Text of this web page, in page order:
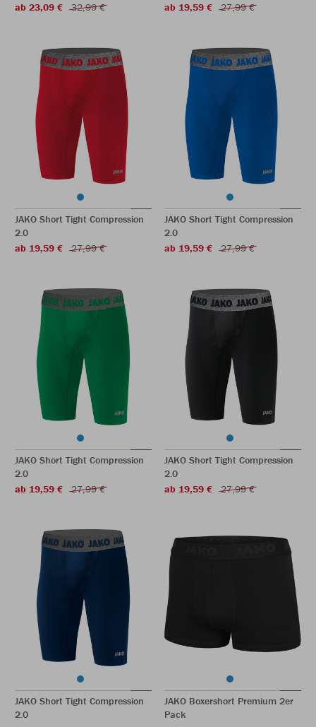
ab 23,09 €
32,99 €
ab 19,59 €
27,99 €
JAKO Short Tight Compression
2.0
ab 19,59 €
27,99 €
JAKO Short Tight Compression
2.0
ab 19,59 €
27,99 €
JAKO Short Tight Compression
2.0
ab 19,59 €
27,99 €
JAKO Short Tight Compression
2.0
ab 19,59 €
27,99 €
JAKO Short Tight Compression
2.0
JAKO Boxershort Premium 2er
Pack